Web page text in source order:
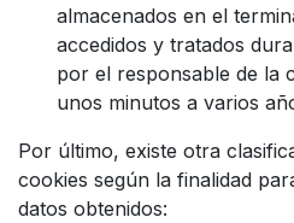
almacenados en el
accedidos y tratados
por el responsable de la
unos minutos a varios
Por último, existe otra
cookies según la finalidad
datos obtenidos: